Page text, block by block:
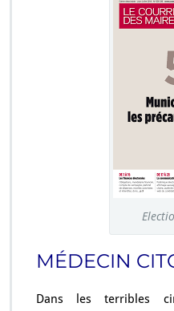
MÉDECIN
Dans les terribles